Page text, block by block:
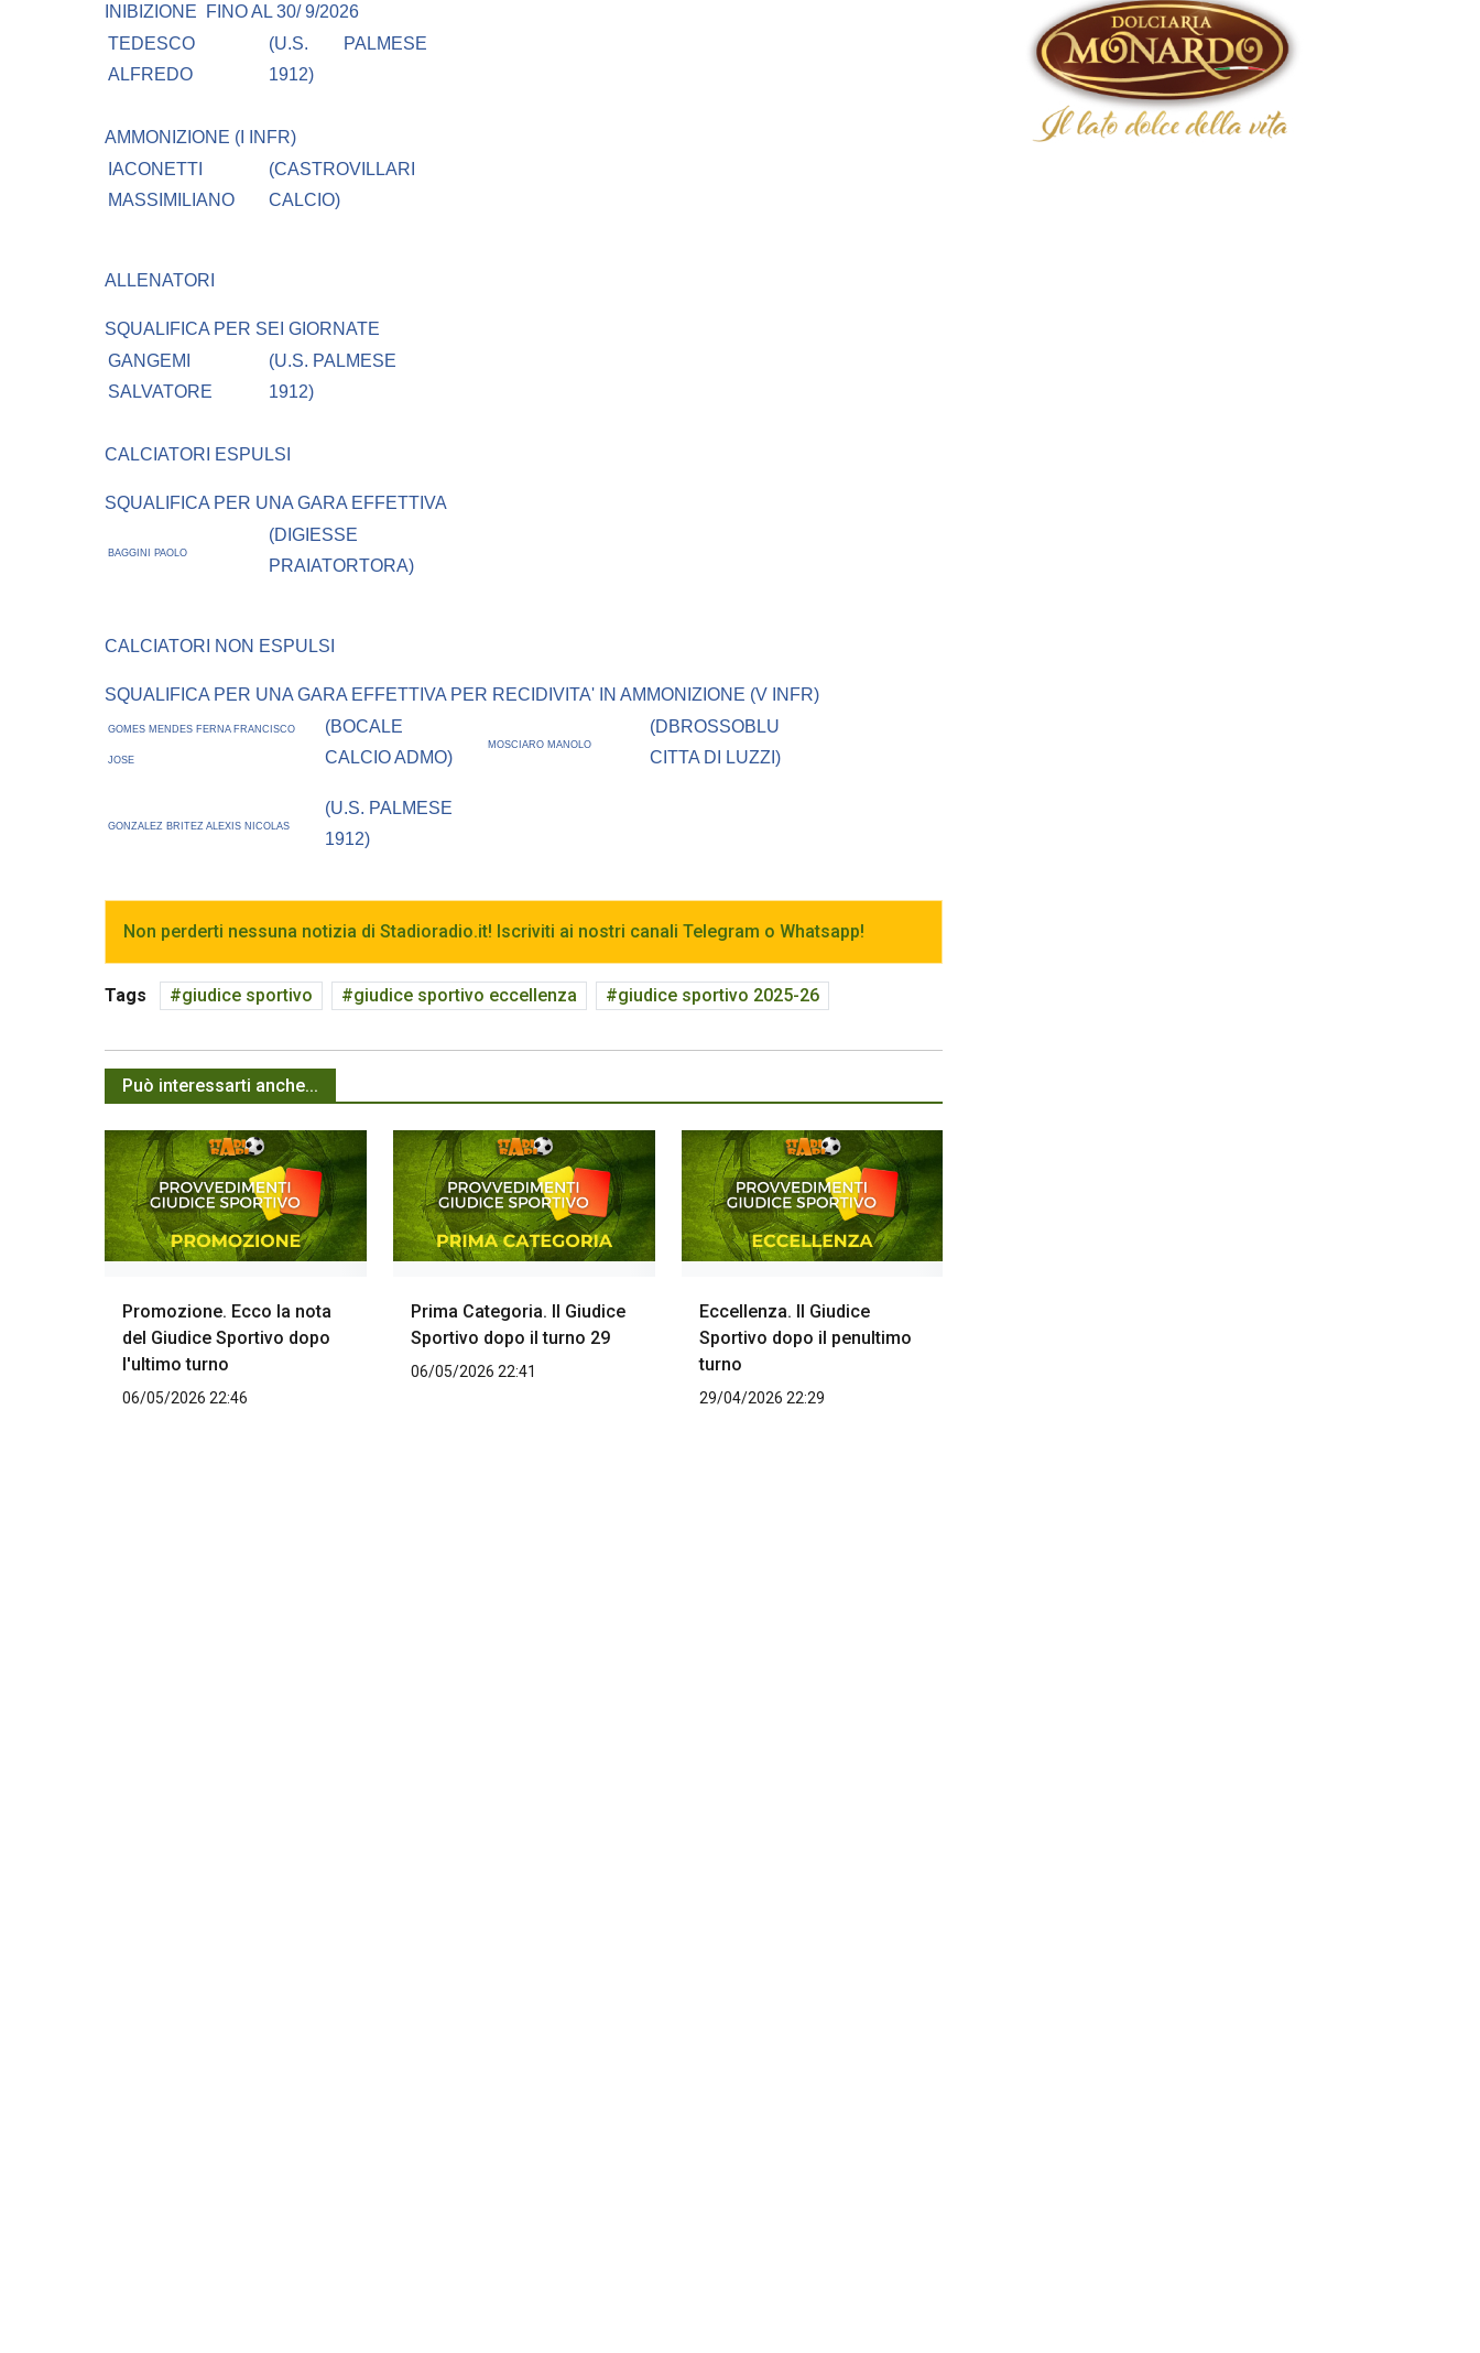
INIBIZIONE
FINO AL 30/ 9/2026
TEDESCO
ALFREDO
(U.S. PALMESE
1912)
AMMONIZIONE (I INFR)
IACONETTI
MASSIMILIANO
(CASTROVILLARI
CALCIO)
ALLENATORI
SQUALIFICA PER SEI GIORNATE
GANGEMI
SALVATORE
(U.S. PALMESE
1912)
CALCIATORI ESPULSI
SQUALIFICA PER UNA GARA EFFETTIVA
BAGGINI PAOLO
(DIGIESSE
PRAIATORTORA)
CALCIATORI NON ESPULSI
SQUALIFICA PER UNA GARA EFFETTIVA PER RECIDIVITA' IN AMMONIZIONE (V INFR)
GOMES MENDES FERNA FRANCISCO
JOSE
(BOCALE
CALCIO ADMO)
MOSCIARO MANOLO
(DBROSSOBLU
CITTA DI LUZZI)
GONZALEZ BRITEZ ALEXIS NICOLAS
(U.S. PALMESE
1912)
Non perderti nessuna notizia di Stadioradio.it! Iscriviti ai nostri canali Telegram o Whatsapp!
Tags giudice sportivo giudice sportivo eccellenza giudice sportivo 2025-26
Può interessarti anche...
Promozione. Ecco la nota
del Giudice Sportivo dopo
l'ultimo turno
06/05/2026 22:46
Prima Categoria. Il Giudice
Sportivo dopo il turno 29
06/05/2026 22:41
Eccellenza. Il Giudice
Sportivo dopo il penultimo
turno
29/04/2026 22:29